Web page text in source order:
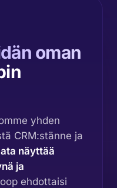
oman
yhden
CRM:stänne ja
näyttää
ja
ehdottaisi